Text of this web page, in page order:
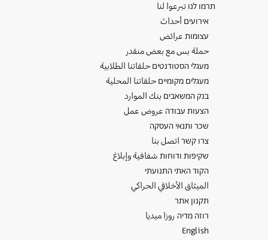
אירועים أحداث
עצומות عرائض
حملة بس مع بعض منقدر
מעגלי הסטודנטים حلقاتنا الطلابية
מעגלים מקומיים حلقاتنا المحلية
בנק המשאבים بنك الموارد
הצעות עבודה عروض عمل
שכר ותנאי העסקה
תרמו לנו تبرعوا لنا
צרו קשר اتصل بنا
שקיפות ודוחות شفافية وإبلاغ
הקוד האתי התנועתי
الميثاق الأخلاقي الحراكي
תקנון אתר
רוזה מדיה روزا ميديا
English